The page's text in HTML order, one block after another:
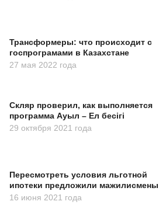
Трансформеры: что происходит с
госпрограмами в Казахстане
27 мая 2022 года
Скляр проверил, как выполняется
программа Ауыл – Ел бесiгi
29 октября 2021 года
Пересмотреть условия льготной
ипотеки предложили мажилисмены
16 июня 2021 года